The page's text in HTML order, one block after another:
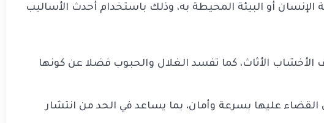
أو البيئة المحيطة به، وذلك باستخدام أحدث الأساليب
الأخشاب الأثاث، كما تفسد الغلال والحبوب فضلا عن كونها
عليها بسرعة وأمان، بما يساعد في الحد من انتشار